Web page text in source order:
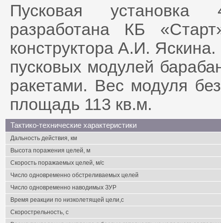
Пусковая
разработана КБ
конструктора А.И.
пусковых модулей
ракетами. Вес модуля
площадь 113 кв.м.
Тактико-технические характеристики
Дальность действия, км
Высота поражения целей, м
Скорость поражаемых целей, м/с
Число одновременно обстреливаемых целей
Число одновременно наводимых ЗУР
Время реакции по низколетящей цели,с
Скорострельность, с